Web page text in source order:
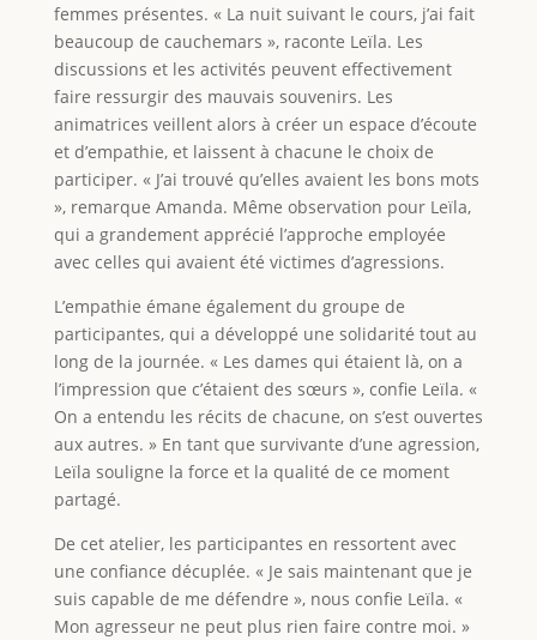
femmes présentes. « La nuit suivant le cours, j’ai fait
beaucoup de cauchemars », raconte Leïla. Les
discussions et les activités peuvent effectivement
faire ressurgir des mauvais souvenirs. Les
animatrices veillent alors à créer un espace d’écoute
et d’empathie, et laissent à chacune le choix de
participer. « J’ai trouvé qu’elles avaient les bons mots
», remarque Amanda. Même observation pour Leïla,
qui a grandement apprécié l’approche employée
avec celles qui avaient été victimes d’agressions.
L’empathie émane également du groupe de
participantes, qui a développé une solidarité tout au
long de la journée. « Les dames qui étaient là, on a
l’impression que c’étaient des sœurs », confie Leïla. «
On a entendu les récits de chacune, on s’est ouvertes
aux autres. » En tant que survivante d’une agression,
Leïla souligne la force et la qualité de ce moment
partagé.
De cet atelier, les participantes en ressortent avec
une confiance décuplée. « Je sais maintenant que je
suis capable de me défendre », nous confie Leïla. «
Mon agresseur ne peut plus rien faire contre moi. »